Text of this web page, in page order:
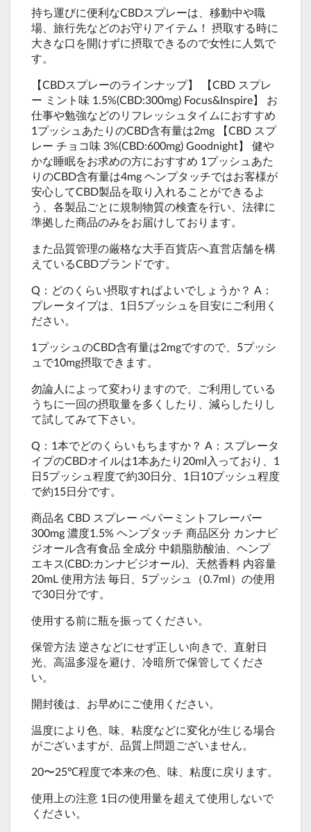
持ち運びに便利なCBDスプレーは、移動中や職
場、旅行先などのお守りアイテム！ 摂取する時に
大きな口を開けずに摂取できるので女性に人気で
す。
【CBDスプレーのラインナップ】 【CBD スプレ
ー ミント味 1.5%(CBD:300mg) Focus&Inspire】 お
仕事や勉強などのリフレッシュタイムにおすすめ
1プッシュあたりのCBD含有量は2mg 【CBD スプ
レー チョコ味 3%(CBD:600mg) Goodnight】 健や
かな睡眠をお求めの方におすすめ 1プッシュあた
りのCBD含有量は4mg ヘンプタッチではお客様が
安心してCBD製品を取り入れることができるよ
う、各製品ごとに規制物質の検査を行い、法律に
準拠した商品のみをお届けしております。
また品質管理の厳格な大手百貨店へ直営店舗を構
えているCBDブランドです。
Q：どのくらい摂取すればよいでしょうか？ A：
プレータイプは、1日5プッシュを目安にご利用く
ださい。
1プッシュのCBD含有量は2mgですので、5プッシ
ュで10mg摂取できます。
勿論人によって変わりますので、ご利用している
うちに一回の摂取量を多くしたり、減らしたりし
て試してみて下さい。
Q：1本でどのくらいもちますか？ A：スプレータ
イプのCBDオイルは1本あたり20ml入っており、1
日5プッシュ程度で約30日分、1日10プッシュ程度
で約15日分です。
商品名 CBD スプレー ペパーミントフレーバー
300mg 濃度1.5% ヘンプタッチ 商品区分 カンナビ
ジオール含有食品 全成分 中鎖脂肪酸油、ヘンプ
エキス(CBD:カンナビジオール)、天然香料 内容量
20mL 使用方法 毎日、5プッシュ（0.7ml）の使用
で30日分です。
使用する前に瓶を振ってください。
保管方法 逆さなどにせず正しい向きで、直射日
光、高温多湿を避け、冷暗所で保管してくださ
い。
開封後は、お早めにご使用ください。
温度により色、味、粘度などに変化が生じる場合
がございますが、品質上問題ございません。
20〜25℃程度で本来の色、味、粘度に戻ります。
使用上の注意 1日の使用量を超えて使用しないで
ください。